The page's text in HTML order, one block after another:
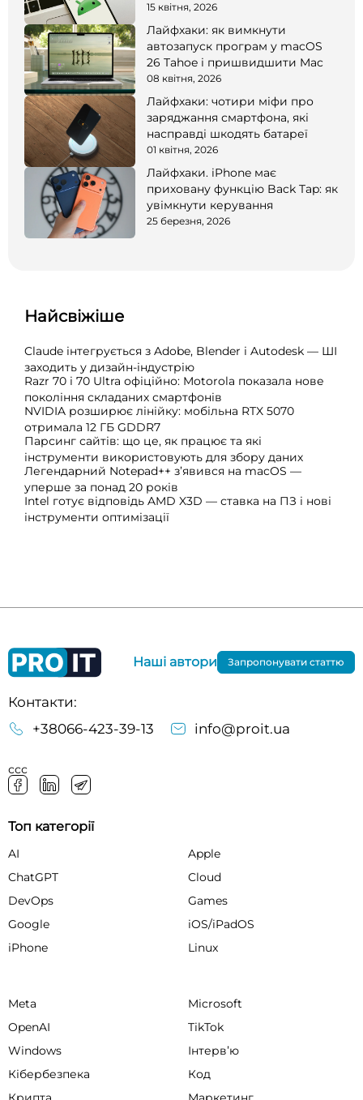
15 квітня, 2026
Лайфхаки: як вимкнути
автозапуск програм у macOS
26 Tahoe і пришвидшити Mac
08 квітня, 2026
Лайфхаки: чотири міфи про
заряджання смартфона, які
насправді шкодять батареї
01 квітня, 2026
Лайфхаки. iPhone має
приховану функцію Back Tap: як
увімкнути керування
25 березня, 2026
Найсвіжіше
Claude інтегрується з Adobe, Blender і Autodesk — ШІ
заходить у дизайн-індустрію
Razr 70 і 70 Ultra офіційно: Motorola показала нове
покоління складаних смартфонів
NVIDIA розширює лінійку: мобільна RTX 5070
отримала 12 ГБ GDDR7
Парсинг сайтів: що це, як працює та які
інструменти використовують для збору даних
Легендарний Notepad++ з’явився на macOS —
уперше за понад 20 років
Intel готує відповідь AMD X3D — ставка на ПЗ і нові
інструменти оптимізації
Контакти:
+38066-423-39-13
info@proit.ua
ссс
Наші автори Запропонувати статтю
Топ категорії
AI
Apple
ChatGPT
Cloud
DevOps
Games
Google
iOS/iPadOS
iPhone
Linux
Meta
Microsoft
OpenAI
TikTok
Windows
Інтервʼю
Кібербезпека
Код